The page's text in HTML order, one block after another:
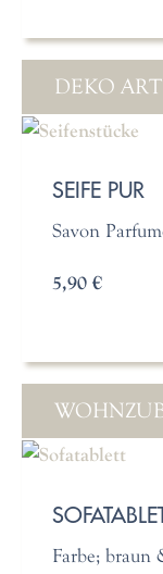
DEKO
SEIFE PUR
Savon
5,90 €
Farbe; braun